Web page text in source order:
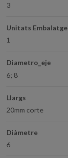
3
Unitats Embalatge
1
Diametro_eje
6; 8
Llargs
20mm corte
Diàmetre
6